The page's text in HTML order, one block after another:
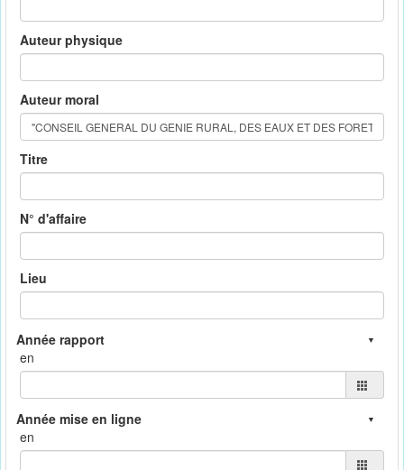
Auteur physique
Auteur moral
Titre
N° d'affaire
Lieu
en
en